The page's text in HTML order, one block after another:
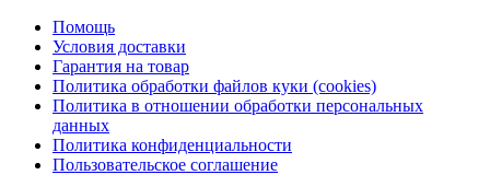
Помощь
Условия доставки
Гарантия на товар
Политика обработки файлов куки (cookies)
Политика в отношении обработки персональных
данных
Политика конфиденциальности
Пользовательское соглашение